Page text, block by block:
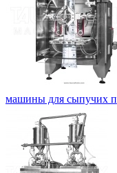
машины для